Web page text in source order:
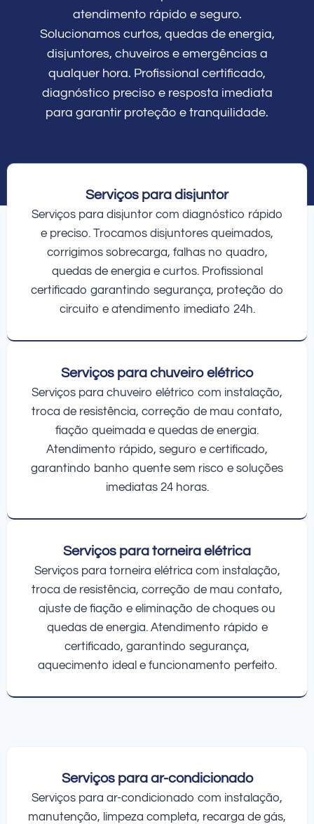
atendimento rápido e seguro.
Solucionamos curtos, quedas de energia,
disjuntores, chuveiros e emergências a
qualquer hora. Profissional certificado,
diagnóstico preciso e resposta imediata
para garantir proteção e tranquilidade.
Serviços para disjuntor
Serviços para disjuntor com diagnóstico rápido
e preciso. Trocamos disjuntores queimados,
corrigimos sobrecarga, falhas no quadro,
quedas de energia e curtos. Profissional
certificado garantindo segurança, proteção do
circuito e atendimento imediato 24h.
Serviços para chuveiro elétrico
Serviços para chuveiro elétrico com instalação,
troca de resistência, correção de mau contato,
fiação queimada e quedas de energia.
Atendimento rápido, seguro e certificado,
garantindo banho quente sem risco e soluções
imediatas 24 horas.
Serviços para torneira elétrica
Serviços para torneira elétrica com instalação,
troca de resistência, correção de mau contato,
ajuste de fiação e eliminação de choques ou
quedas de energia. Atendimento rápido e
certificado, garantindo segurança,
aquecimento ideal e funcionamento perfeito.
Serviços para ar-condicionado
Serviços para ar-condicionado com instalação,
manutenção, limpeza completa, recarga de gás,